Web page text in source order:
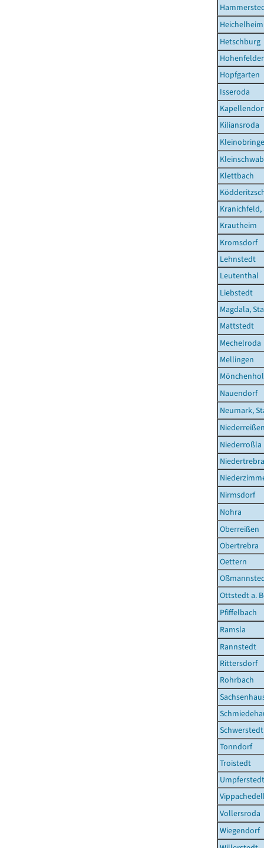
Heichelheim
Hetschburg
Hopfgarten
Isseroda
Kiliansroda
Klettbach
Kranichfeld,
Krautheim
Kromsdorf
Lehnstedt
Leutenthal
Liebstedt
Magdala,
Mattstedt
Mechelroda
Mellingen
Nauendorf
Neumark,
Niederroßla
Niedertrebra
Nirmsdorf
Nohra
Oberreißen
Obertrebra
Oettern
Ottstedt a.
Pfiffelbach
Ramsla
Rannstedt
Rittersdorf
Rohrbach
Schwerstedt
Tonndorf
Troistedt
Umpferstedt
Vollersroda
Wiegendorf